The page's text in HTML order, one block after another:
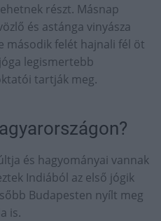
részt. Másnap
és astánga vinyásza
második felét hajnali fél öt
legismertebb
tartják meg.
és hagyományai vannak
Indiából az első jógik
Budapesten nyílt meg
is.